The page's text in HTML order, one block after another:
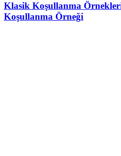
Klasik Koşullanma
Koşullanma Örneği